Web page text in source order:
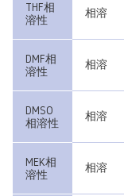
THF相
溶性
相溶
DMF相
溶性
相溶
DMSO
相溶性
相溶
MEK相
溶性
相溶